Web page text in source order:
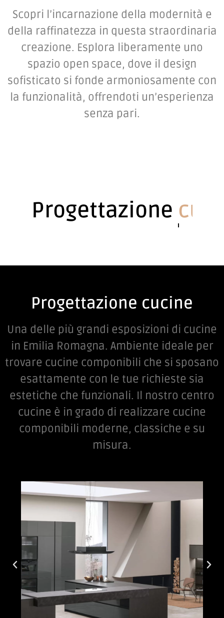
Scopri l’incarnazione della modernità e
della raffinatezza in questa straordinaria
creazione. Esplora liberamente uno
spazio open space, dove il design
sofisticato si fonde armoniosamente con
la funzionalità, offrendoti un’esperienza
senza pari.
Progettazione
Progettazione cucine
Una delle più grandi esposizioni di cucine
in Emilia Romagna. Ambiente ideale per
trovare cucine componibili che si sposano
esattamente con le tue richieste sia
estetiche che funzionali. Il nostro centro
cucine è in grado di realizzare cucine
misura.